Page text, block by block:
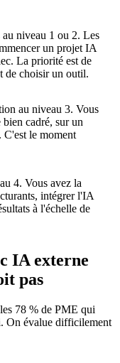
niveau 1 ou 2. Les
un projet IA
La priorité est de
de choisir un outil.
au niveau 3. Vous
cadré, sur un
C'est le moment
4. Vous avez la
intégrer l'IA
à l'échelle de
IA externe
pas
78 % de PME qui
On évalue difficilement